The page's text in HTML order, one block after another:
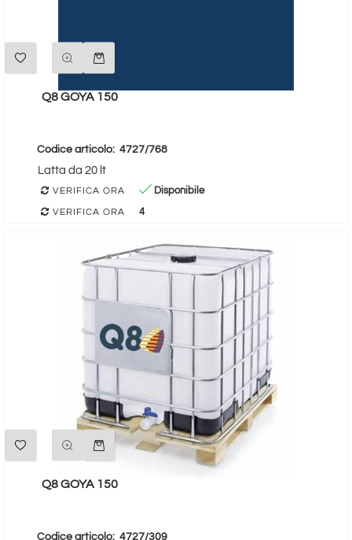
Q8 GOYA 150
Codice articolo: 4727/768
Latta da 20 lt
VERIFICA ORA Disponibile
VERIFICA ORA 4
Quantità
Q8 GOYA 150
Codice articolo: 4727/309